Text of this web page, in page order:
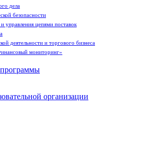
дела
безопасности
управления цепями поставок
деятельности и торгового бизнеса
мониторинг»
организации